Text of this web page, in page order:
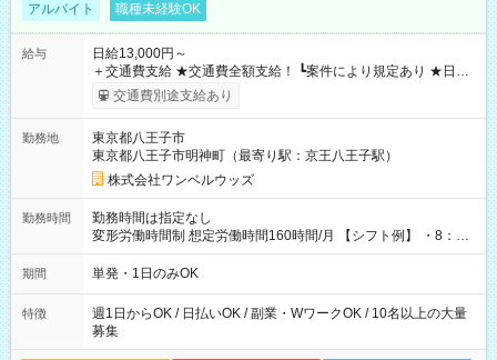
アルバイト 職種未経験OK
給与
日給13,000円～
＋交通費支給 ★交通費全額支給！ ┗案件により規定あり ★日払
いOK！（規定あり） ┗働いたその日に現金GET♪ お仕事後はコ
ンビニATMから 日払い分を引き落とせます！ 【試用期間】試
交通費別途支給あり
勤務地
東京都八王子市
東京都八王子市明神町（最寄り駅：京王八王子駅）
株式会社ワンベルウッズ
勤務時間
勤務時間は指定なし
変形労働時間制 想定労働時間160時間/月 【シフト例】 ・8：00
～21：00
期間 単発・1日のみOK
特徴
週1日からOK / 日払いOK / 副業・WワークOK / 10名以上の大量
募集